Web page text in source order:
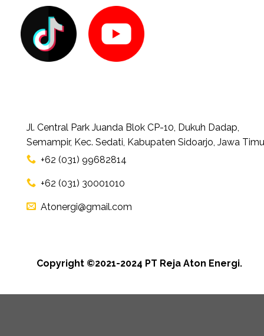
Jl. Central Park Juanda Blok CP-10, Dukuh Dadap,
Semampir, Kec. Sedati, Kabupaten Sidoarjo, Jawa
+62 (031) 99682814
+62 (031) 30001010
Atonergi@gmail.com
Copyright ©2021-2024 PT Reja Aton Energi.